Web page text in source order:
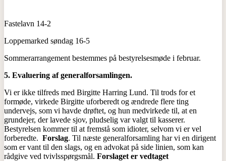
Fastelavn 14-2
Loppemarked søndag 16-5
Sommerarrangement bestemmes på bestyrelsesmøde i februar.
5. Evaluering af generalforsamlingen.
Vi er ikke tilfreds med Birgitte Harring Lund. Til trods for et
formøde, virkede Birgitte uforberedt og ændrede flere ting
undervejs, som vi havde drøftet, og hun medvirkede til, at en
grundejer, der lavede sjov, pludselig var valgt til kasserer.
Bestyrelsen kommer til at fremstå som idioter, selvom vi er vel
forberedte. Forslag. Til næste generalforsamling har vi en dirigent
som er vant til den slags, og en advokat på side linien, som kan
rådgive ved tvivlsspørgsmål. Forslaget er vedtaget